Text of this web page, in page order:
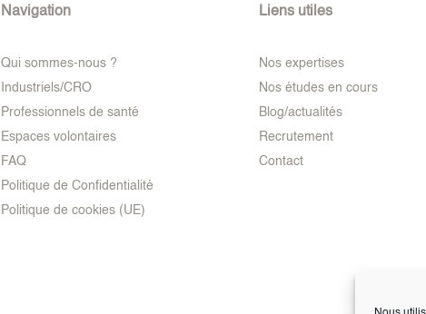
Navigation
Qui sommes-nous ?
Industriels/CRO
Professionnels de santé
Espaces volontaires
FAQ
Politique de Confidentialité
Politique de cookies (UE)
Liens utiles
Nos expertises
Nos études en cours
Blog/actualités
Recrutement
Contact